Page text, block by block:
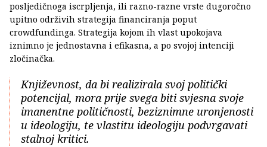
posljedičnoga iscrpljenja, ili razno-razne vrste dugoročno
upitno održivih strategija financiranja poput
crowdfundinga. Strategija kojom ih vlast upokojava
iznimno je jednostavna i efikasna, a po svojoj intenciji
zločinačka.
Književnost, da bi realizirala svoj politički
potencijal, mora prije svega biti svjesna svoje
imanentne političnosti, beziznimne uronjenosti
u ideologiju, te vlastitu ideologiju podvrgavati
stalnoj kritici.